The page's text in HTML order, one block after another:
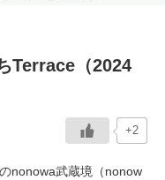
Terrace（2024
+2
nonowa武蔵境（nonow